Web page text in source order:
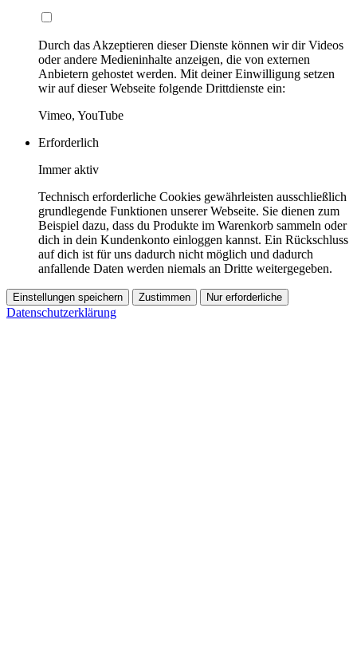
Durch das Akzeptieren dieser Dienste können wir dir Videos
oder andere Medieninhalte anzeigen, die von externen
Anbietern gehostet werden. Mit deiner Einwilligung setzen
wir auf dieser Webseite folgende Drittdienste ein:
Vimeo, YouTube
Erforderlich
Immer aktiv
Technisch erforderliche Cookies gewährleisten ausschließlich
grundlegende Funktionen unserer Webseite. Sie dienen zum
Beispiel dazu, dass du Produkte im Warenkorb sammeln oder
dich in dein Kundenkonto einloggen kannst. Ein Rückschluss
auf dich ist für uns dadurch nicht möglich und dadurch
anfallende Daten werden niemals an Dritte weitergegeben.
Einstellungen speichern Zustimmen Nur erforderliche
Datenschutzerklärung